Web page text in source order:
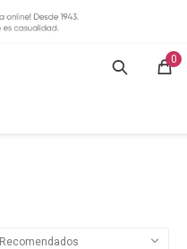
0
Recomendados